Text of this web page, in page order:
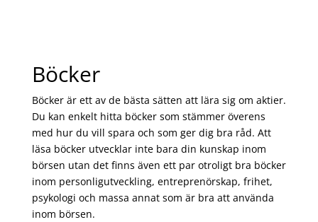
Böcker
Böcker är ett av de bästa sätten att lära sig om aktier.
Du kan enkelt hitta böcker som stämmer överens
med hur du vill spara och som ger dig bra råd. Att
läsa böcker utvecklar inte bara din kunskap inom
börsen utan det finns även ett par otroligt bra böcker
inom personligutveckling, entreprenörskap, frihet,
psykologi och massa annat som är bra att använda
inom börsen.